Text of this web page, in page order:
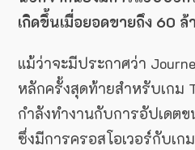
เกิดขึ้นเมื่อยอดขายถึง 60
แม้ว่าจะมีประกาศว่า
หลักครั้งสุดท้ายสำหรับเกม
กำลังทำงานกับการอัปเดตข
ซึ่งมีการครอสโอเวอร์กับเก